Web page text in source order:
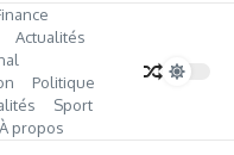
Actualités
Politique
Sport
À propos